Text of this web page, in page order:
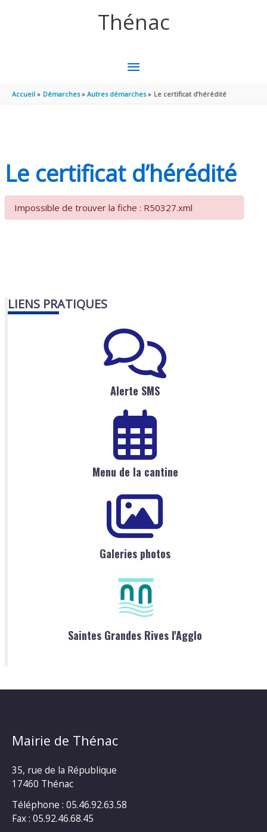
Thénac
MENU
PRINCIPAL
Accueil Démarches Autres démarches Le certificat d’hérédité
Le certificat d’hérédité
Impossible de trouver la fiche : R50327.xml
LIENS PRATIQUES
Alerte SMS
Menu de la cantine
Galeries photos
Saintes Grandes Rives l'Agglo
Mairie de Thénac
35, rue de la République
17460 Thénac
Téléphone : 05.46.92.63.58
Fax : 05.92.46.68.45